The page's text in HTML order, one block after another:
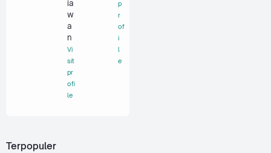
ia
w
a
n
Vi
sit
pr
ofi
le
p
r
of
i
l
e
Terpopuler